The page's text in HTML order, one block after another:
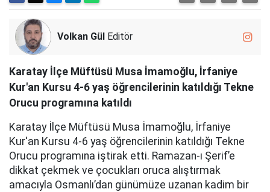
Volkan Gül Editör
Karatay İlçe Müftüsü Musa İmamoğlu, İrfaniye
Kur'an Kursu 4-6 yaş öğrencilerinin katıldığı Tekne
Orucu programına katıldı
Karatay İlçe Müftüsü Musa İmamoğlu, İrfaniye
Kur'an Kursu 4-6 yaş öğrencilerinin katıldığı Tekne
Orucu programına iştirak etti. Ramazan-ı Şerif’e
dikkat çekmek ve çocukları oruca alıştırmak
amacıyla Osmanlı’dan günümüze uzanan kadim bir